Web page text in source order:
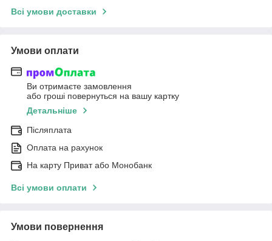
Всі умови доставки
Умови оплати
Ви отримаєте замовлення
або гроші повернуться на вашу картку
Детальніше
Післяплата
Оплата на рахунок
На карту Приват або Монобанк
Всі умови оплати
Умови повернення